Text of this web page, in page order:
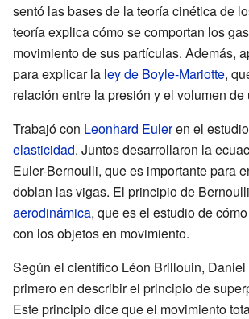
sentó las bases de la teoría cinética de
teoría explica cómo se comportan los
movimiento de sus partículas. Además,
para explicar la ley de Boyle-Mariotte,
relación entre la presión y el volumen de
Trabajó con Leonhard Euleren el
elasticidad. Juntos desarrollaron la
Euler-Bernoulli, que es importante para
doblan las vigas. El principio de
aerodinámica, que es el estudio de
con los objetos en movimiento.
Según el científico Léon Brillouin,
primero en describir el principio de
Este principio dice que el movimiento